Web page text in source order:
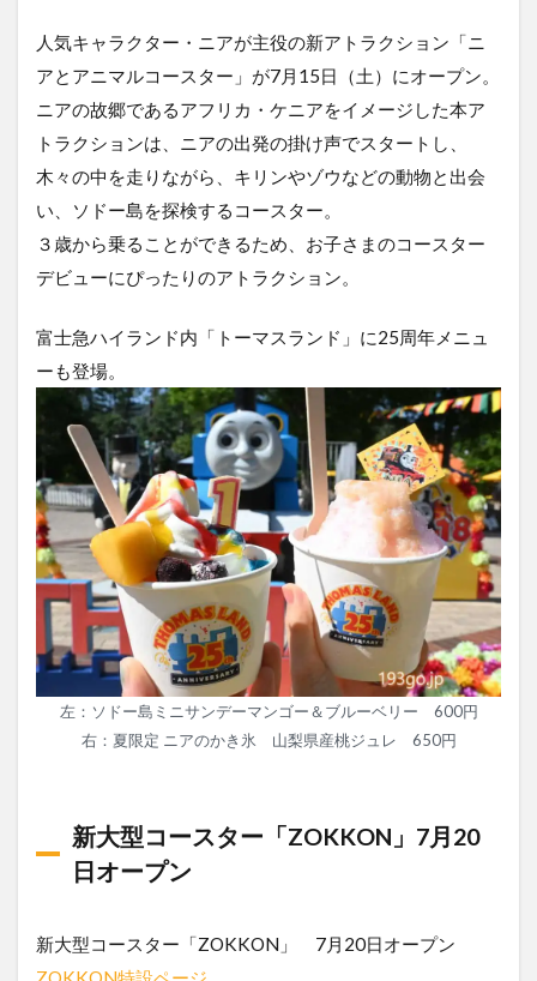
人気キャラクター・ニアが主役の新アトラクション「ニ
アとアニマルコースター」が7月15日（土）にオープン。
ニアの故郷であるアフリカ・ケニアをイメージした本ア
トラクションは、ニアの出発の掛け声でスタートし、
木々の中を走りながら、キリンやゾウなどの動物と出会
い、ソドー島を探検するコースター。
３歳から乗ることができるため、お子さまのコースター
デビューにぴったりのアトラクション。
富士急ハイランド内「トーマスランド」に25周年メニュ
ーも登場。
左：ソドー島ミニサンデーマンゴー＆ブルーベリー 600円
右：夏限定 ニアのかき氷 山梨県産桃ジュレ 650円
新大型コースター「ZOKKON」7月20
日オープン
新大型コースター「ZOKKON」 7月20日オープン